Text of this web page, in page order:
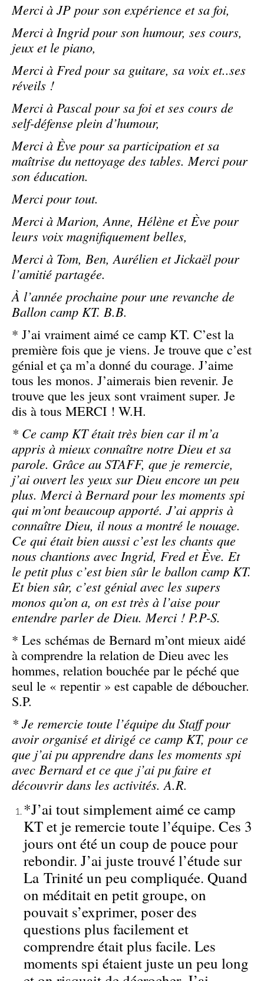
Merci à JP pour son expérience et sa foi,
Merci à Ingrid pour son humour, ses cours,
jeux et le piano,
Merci à Fred pour sa guitare, sa voix et..ses
réveils !
Merci à Pascal pour sa foi et ses cours de
self-défense plein d’humour,
Merci à Ève pour sa participation et sa
maîtrise du nettoyage des tables. Merci pour
son éducation.
Merci pour tout.
Merci à Marion, Anne, Hélène et Ève pour
leurs voix magnifiquement belles,
Merci à Tom, Ben, Aurélien et Jickaël pour
l’amitié partagée.
À l’année prochaine pour une revanche de
Ballon camp KT. B.B.
* J’ai vraiment aimé ce camp KT. C’est la
première fois que je viens. Je trouve que c’est
génial et ça m’a donné du courage. J’aime
tous les monos. J’aimerais bien revenir. Je
trouve que les jeux sont vraiment super. Je
dis à tous MERCI ! W.H.
* Ce camp KT était très bien car il m’a
appris à mieux connaître notre Dieu et sa
parole. Grâce au STAFF, que je remercie,
j’ai ouvert les yeux sur Dieu encore un peu
plus. Merci à Bernard pour les moments spi
qui m’ont beaucoup apporté. J’ai appris à
connaître Dieu, il nous a montré le nouage.
Ce qui était bien aussi c’est les chants que
nous chantions avec Ingrid, Fred et Ève. Et
le petit plus c’est bien sûr le ballon camp KT.
Et bien sûr, c’est génial avec les supers
monos qu’on a, on est très à l’aise pour
entendre parler de Dieu. Merci ! P.P-S.
* Les schémas de Bernard m’ont mieux aidé
à comprendre la relation de Dieu avec les
hommes, relation bouchée par le péché que
seul le « repentir » est capable de déboucher.
S.P.
* Je remercie toute l’équipe du Staff pour
avoir organisé et dirigé ce camp KT, pour ce
que j’ai pu apprendre dans les moments spi
avec Bernard et ce que j’ai pu faire et
découvrir dans les activités. A.R.
*J’ai tout simplement aimé ce camp
KT et je remercie toute l’équipe. Ces 3
jours ont été un coup de pouce pour
rebondir. J’ai juste trouvé l’étude sur
La Trinité un peu compliquée. Quand
on méditait en petit groupe, on
pouvait s’exprimer, poser des
questions plus facilement et
comprendre était plus facile. Les
moments spi étaient juste un peu long